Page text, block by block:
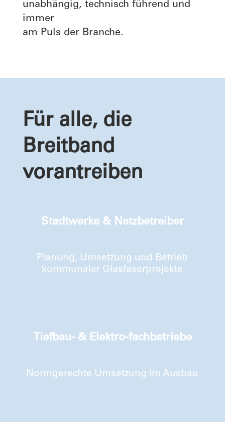
unabhängig, technisch führend und
immer
am Puls der Branche.
Für alle, die
Breitband
vorantreiben
Stadtwerke & Netzbetreiber
Planung, Umsetzung und Betrieb
kommunaler Glasfaserprojekte
Tiefbau- & Elektro-fachbetriebe
Normgerechte Umsetzung im Ausbau